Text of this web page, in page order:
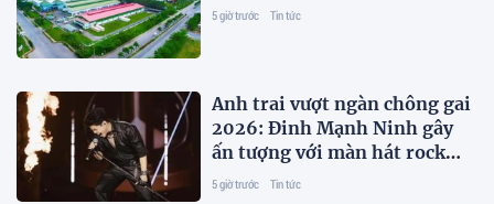
5 giờ trước Tin tức
Anh trai vượt ngàn chông gai
2026: Đinh Mạnh Ninh gây
ấn tượng với màn hát rock
"cứu" đồng đội
5 giờ trước Tin tức